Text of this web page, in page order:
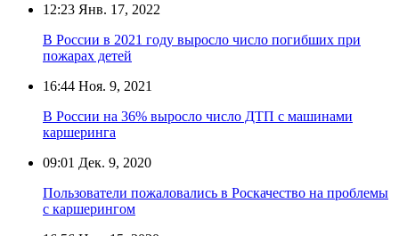
12:23 Янв. 17, 2022
В России в 2021 году выросло число погибших при
пожарах детей
16:44 Ноя. 9, 2021
В России на 36% выросло число ДТП с машинами
каршеринга
09:01 Дек. 9, 2020
Пользователи пожаловались в Роскачество на проблемы
с каршерингом